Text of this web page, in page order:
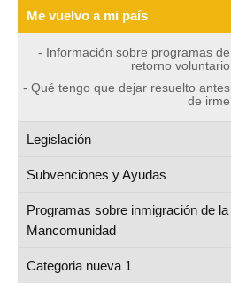
Me vuelvo a mi país
- Información sobre programas de
retorno voluntario
- Qué tengo que dejar resuelto antes
de irme
Legislación
Subvenciones y Ayudas
Programas sobre inmigración de la
Mancomunidad
Categoria nueva 1